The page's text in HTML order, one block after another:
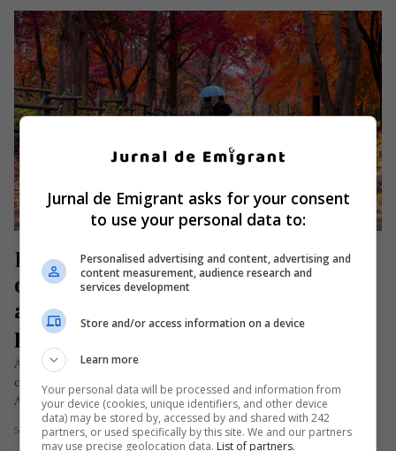
Horoscopul săptămânii 31
octombrie – 6 noiembrie 2022 vă
antrenează voința și vă amplifică
pasiunea
Alinierea planetelor în prima jumătate a acestei săptămâni va
crește dorința de a avea mai multă putere și influență.
Aceasta…
Scris de Redacția Jurnal de Emigrant- sâmbătă, 29 octombrie 2022
Jurnal de Emigrant asks for your consent
to use your personal data to:
Personalised advertising and content, advertising and
content measurement, audience research and
services development
Store and/or access information on a device
Learn more
Your personal data will be processed and information from
your device (cookies, unique identifiers, and other device
data) may be stored by, accessed by and shared with 242
partners, or used specifically by this site. We and our partners
may use precise geolocation data. List of partners.